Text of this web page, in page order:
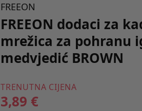
FREEON
FREEON dodaci za
mrežica za pohranu
medvjedić BROWN
TRENUTNA CIJENA
3,89 €